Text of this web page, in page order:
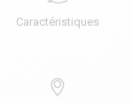
Caractéristiques